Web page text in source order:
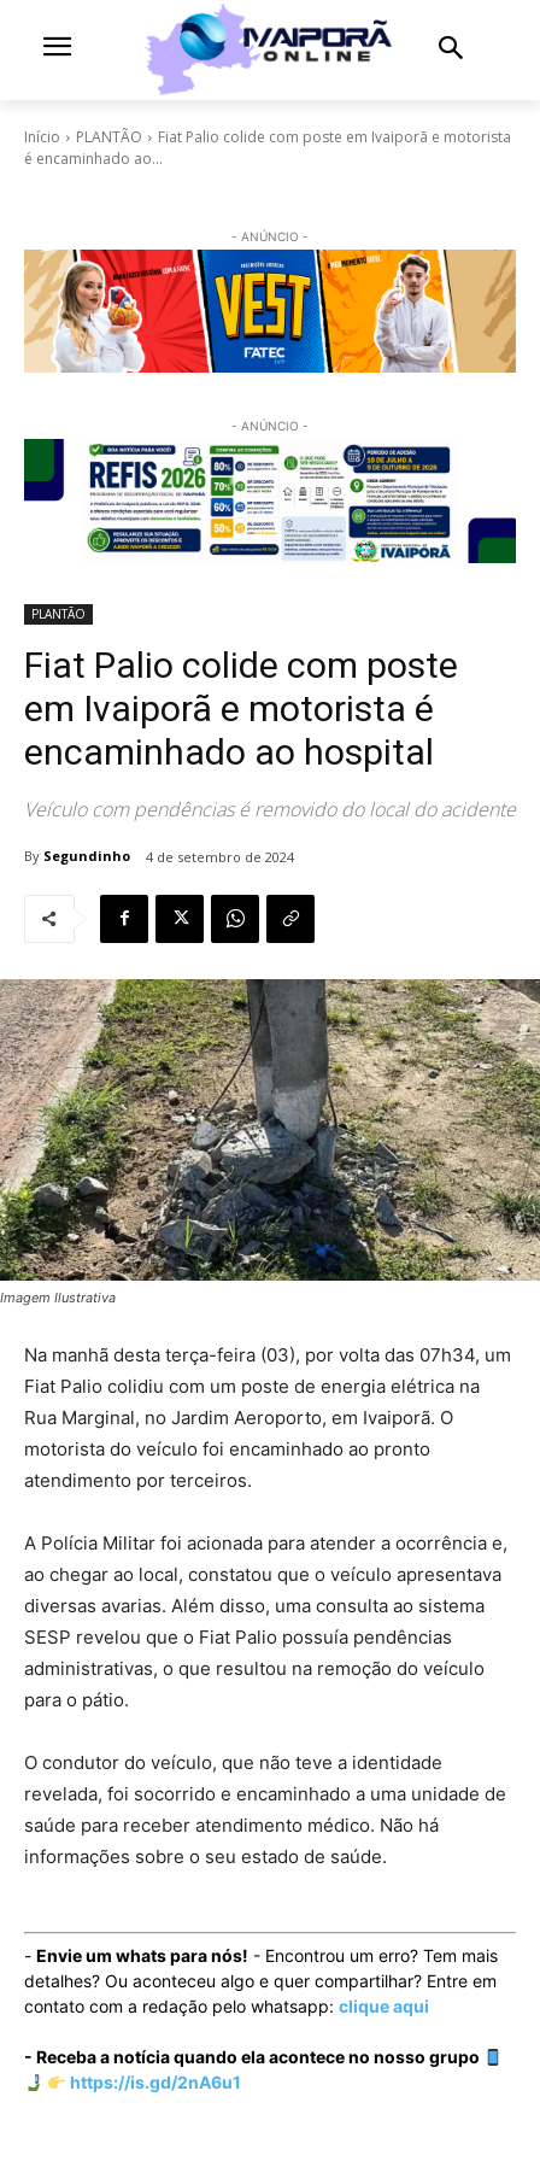
Início PLANTÃO
Fiat Palio colide com poste em Ivaiporã e motorista
é encaminhado ao...
- ANÚNCIO -
- ANÚNCIO -
PLANTÃO
Fiat Palio colide com poste
em Ivaiporã e motorista é
encaminhado ao hospital
Veículo com pendências é removido do local do acidente
By Segundinho 4 de setembro de 2024
Imagem Ilustrativa
Na manhã desta terça-feira (03), por volta das 07h34, um
Fiat Palio colidiu com um poste de energia elétrica na
Rua Marginal, no Jardim Aeroporto, em Ivaiporã. O
motorista do veículo foi encaminhado ao pronto
atendimento por terceiros.
A Polícia Militar foi acionada para atender a ocorrência e,
ao chegar ao local, constatou que o veículo apresentava
diversas avarias. Além disso, uma consulta ao sistema
SESP revelou que o Fiat Palio possuía pendências
administrativas, o que resultou na remoção do veículo
para o pátio.
O condutor do veículo, que não teve a identidade
revelada, foi socorrido e encaminhado a uma unidade de
saúde para receber atendimento médico. Não há
informações sobre o seu estado de saúde.
- Envie um whats para nós! - Encontrou um erro? Tem mais
detalhes? Ou aconteceu algo e quer compartilhar? Entre em
contato com a redação pelo whatsapp: clique aqui
- Receba a notícia quando ela acontece no nosso grupo
https://is.gd/2nA6u1